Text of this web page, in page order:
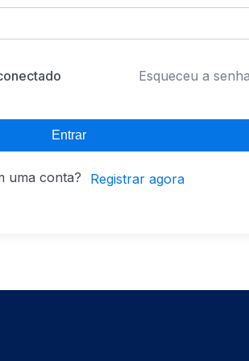
Esqueceu a
Entrar
uma conta? Registrar agora